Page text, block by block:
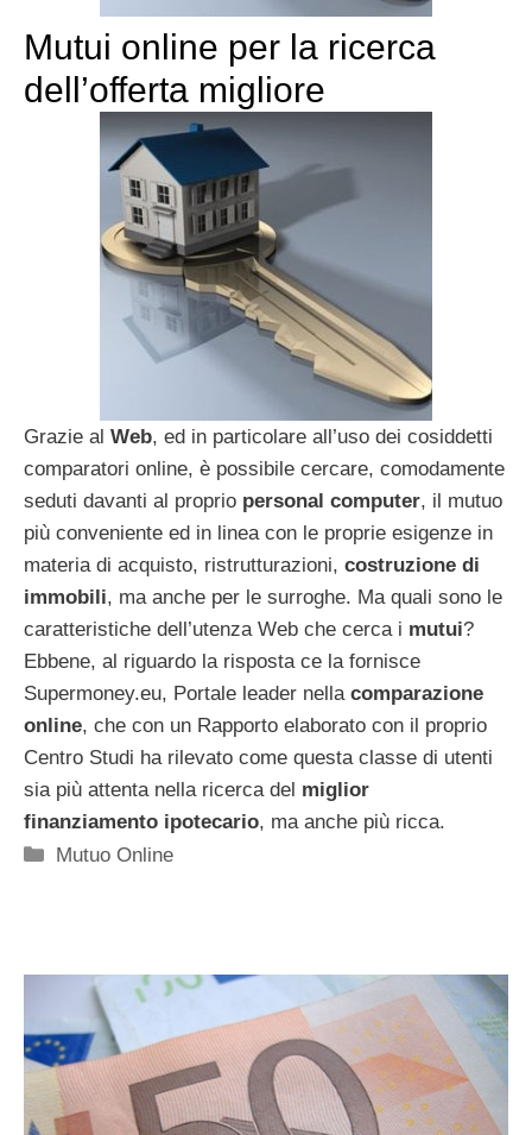
Mutui online per la ricerca
dell’offerta migliore
Grazie al Web, ed in particolare all’uso dei cosiddetti
comparatori online, è possibile cercare, comodamente
seduti davanti al proprio personal computer, il mutuo
più conveniente ed in linea con le proprie esigenze in
materia di acquisto, ristrutturazioni, costruzione di
immobili, ma anche per le surroghe. Ma quali sono le
caratteristiche dell’utenza Web che cerca i mutui?
Ebbene, al riguardo la risposta ce la fornisce
Supermoney.eu, Portale leader nella comparazione
online, che con un Rapporto elaborato con il proprio
Centro Studi ha rilevato come questa classe di utenti
sia più attenta nella ricerca del miglior
finanziamento ipotecario, ma anche più ricca.
Categorie
Mutuo Online